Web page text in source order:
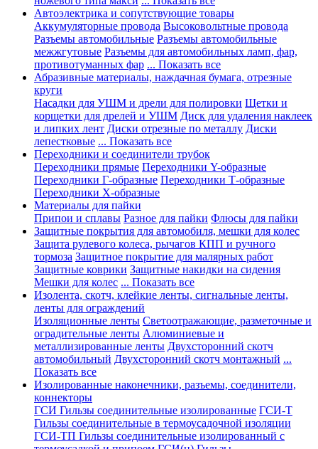
Автоэлектрика и сопутствующие товары
Аккумуляторные провода Высоковольтные провода
Разъемы автомобильные Разъемы автомобильные
межжгутовые Разъемы для автомобильных ламп, фар,
противотуманных фар ... Показать все
Абразивные материалы, наждачная бумага, отрезные
круги
Насадки для УШМ и дрели для полировки Щетки и
корщетки для дрелей и УШМ Диск для удаления наклеек
и липких лент Диски отрезные по металлу Диски
лепестковые ... Показать все
Переходники и соединители трубок
Переходники прямые Переходники Y-образные
Переходники Г-образные Переходники Т-образные
Переходники Х-образные
Материалы для пайки
Припои и сплавы Разное для пайки Флюсы для пайки
Защитные покрытия для автомобиля, мешки для колес
Защита рулевого колеса, рычагов КПП и ручного
тормоза Защитное покрытие для малярных работ
Защитные коврики Защитные накидки на сидения
Мешки для колес ... Показать все
Изолента, скотч, клейкие ленты, сигнальные ленты,
ленты для ограждений
Изоляционные ленты Светоотражающие, разметочные и
оградительные ленты Алюминиевые и
металлизированные ленты Двухсторонний скотч
автомобильный Двухсторонний скотч монтажный ...
Показать все
Изолированные наконечники, разъемы, соединители,
коннекторы
ГСИ Гильзы соединительные изолированные ГСИ-Т
Гильзы соединительные в термоусадочной изоляции
ГСИ-ТП Гильзы соединительные изолированный с